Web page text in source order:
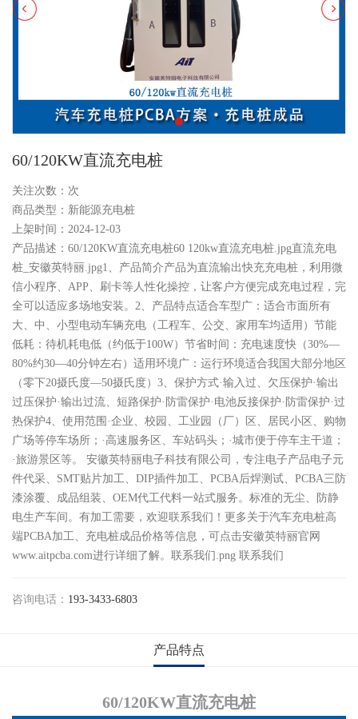
60/120KW直流充电桩
关注次数： 次
商品类型：新能源充电桩
上架时间：2024-12-03
产品描述：60/120KW直流充电桩60 120kw直流充电桩.jpg直流充电
桩_安徽英特丽.jpg1、产品简介产品为直流输出快充充电桩，利用微
信小程序、APP、刷卡等人性化操控，让客户方便完成充电过程，完
全可以适应多场地安装。2、产品特点适合车型广：适合市面所有
大、中、小型电动车辆充电（工程车、公交、家用车均适用）节能
低耗：待机耗电低（约低于100W）节省时间：充电速度快（30%—
80%约30—40分钟左右）适用环境广：运行环境适合我国大部分地区
（零下20摄氏度—50摄氏度）3、保护方式·输入过、欠压保护·输出
过压保护·输出过流、短路保护·防雷保护·电池反接保护·防雷保护·过
热保护4、使用范围·企业、校园、工业园（厂）区、居民小区、购物
广场等停车场所；·高速服务区、车站码头；·城市便于停车主干道；
·旅游景区等。 安徽英特丽电子科技有限公司，专注电子产品电子元
件代采、SMT贴片加工、DIP插件加工、PCBA后焊测试、PCBA三防
漆涂覆、成品组装、OEM代工代料一站式服务。标准的无尘、防静
电生产车间。有加工需要，欢迎联系我们！更多关于汽车充电桩高
端PCBA加工、充电桩成品价格等信息，可点击安徽英特丽官网
www.aitpcba.com进行详细了解。联系我们.png 联系我们
咨询电话： 193-3433-6803
产品特点
60/120KW直流充电桩